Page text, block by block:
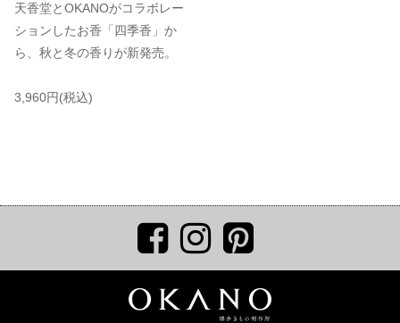
天香堂とOKANOがコラボレー
ションしたお香「四季香」か
ら、秋と冬の香りが新発売。
3,960円(税込)